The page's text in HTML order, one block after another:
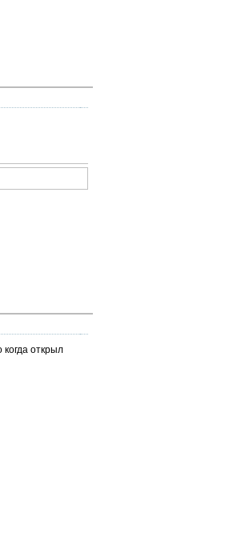
открыл